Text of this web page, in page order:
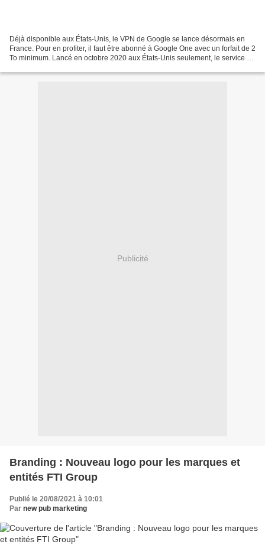
Déjà disponible aux États-Unis, le VPN de Google se lance désormais en
France. Pour en profiter, il faut être abonné à Google One avec un forfait de 2
To minimum. Lancé en octobre 2020 aux États-Unis seulement, le service de
Publicité
Branding : Nouveau logo pour les marques et
entités FTI Group
Publié le 20/08/2021 à 10:01
Par new pub marketing